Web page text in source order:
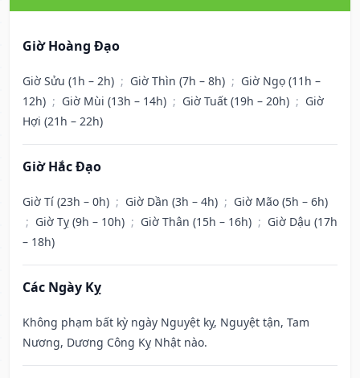
Giờ Hoàng Đạo
Giờ Sửu (1h – 2h) ; Giờ Thìn (7h – 8h) ; Giờ Ngọ (11h –
12h) ; Giờ Mùi (13h – 14h) ; Giờ Tuất (19h – 20h) ; Giờ
Hợi (21h – 22h)
Giờ Hắc Đạo
Giờ Tí (23h – 0h) ; Giờ Dần (3h – 4h) ; Giờ Mão (5h – 6h)
; Giờ Tỵ (9h – 10h) ; Giờ Thân (15h – 16h) ; Giờ Dậu (17h
– 18h)
Các Ngày Kỵ
Không phạm bất kỳ ngày Nguyệt kỵ, Nguyệt tận, Tam
Nương, Dương Công Kỵ Nhật nào.